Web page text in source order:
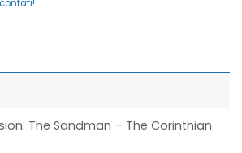
The Sandman – The Corinthian